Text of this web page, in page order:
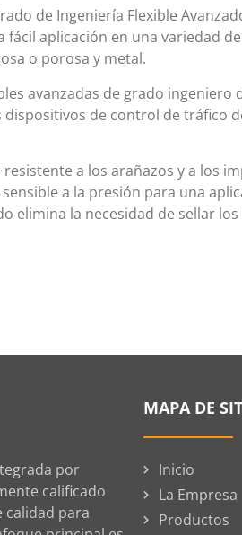
de Ingeniería Flexible
fácil aplicación en una variedad
o porosa y metal.
avanzadas de grado ingeniero
de control de tráfico
a los arañazos y a los
a la presión para una
elimina la necesidad de sellar
por
calificado
calidad para
MAPA DE
Inicio
La Empresa
Productos